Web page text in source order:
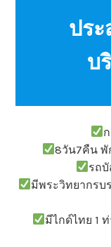
ปร
บ
8วัน7คืน พั
รถ
มีพระวิทยากร
มีไกด์ไทย 1